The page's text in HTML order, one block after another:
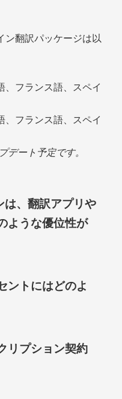
ン翻訳パッケージは以
、フランス語、スペイ
、フランス語、スペイ
ート予定です。
、翻訳アプリや
ような優位性が
ントにはどのよ
リプション契約